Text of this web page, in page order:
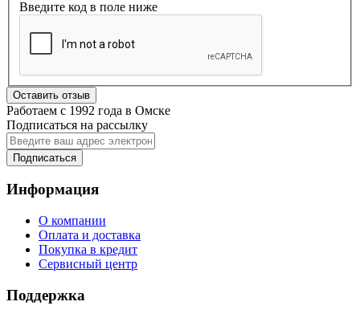
Введите код в поле ниже
Оставить отзыв
Работаем с 1992 года в Омске
Подписаться на рассылку
Подписаться
Информация
О компании
Оплата и доставка
Покупка в кредит
Сервисный центр
Поддержка